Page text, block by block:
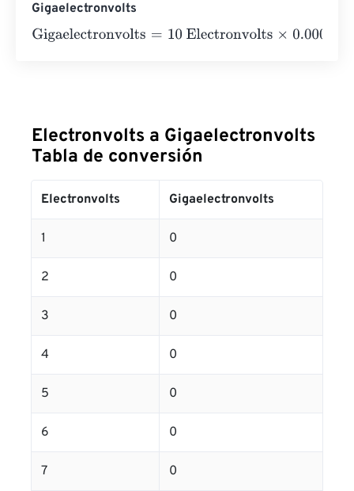
Gigaelectronvolts
Gigaelectronvolts=10 Electronvolts×
Electronvolts a Gigaelectronvolts
Tabla de conversión
Electronvolts Gigaelectronvolts
1 0
2 0
3 0
4 0
5 0
6 0
7 0